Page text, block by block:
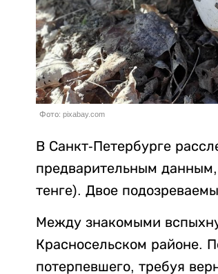
Фото: pixabay.com
В Санкт-Петербурге
предварительным
тенге). Двое
Между знакомыми
Красносельском районе.
потерпевшего, требуя